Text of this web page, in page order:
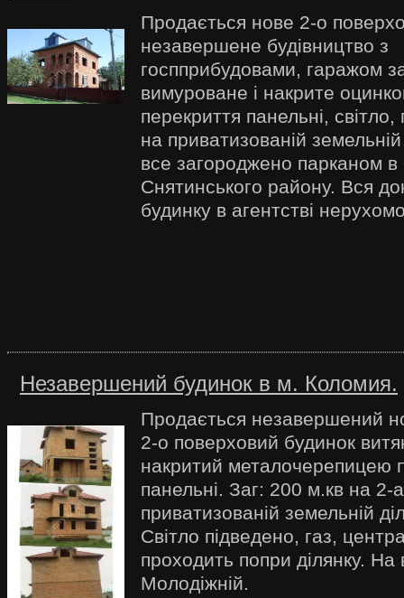
Продається нове 2-о
незавершене будівництво з
госпприбудовами, гаражом
вимуроване і накрите
перекриття панельні, світло,
на приватизованій
все загороджено парканом в
Снятинського району. Вся
будинку в агентстві
Незавершений будинок в м. Коломия.
Продається незавершений
2-о поверховий будинок
накритий металочерепицею
панельні. Заг: 200 м.кв на 2-
приватизованій земельній
Світло підведено, газ,
проходить попри ділянку. На
Молодіжній.